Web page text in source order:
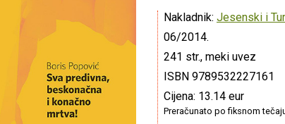
Nakladnik: Jesenski i
06/2014.
241 str., meki uvez
ISBN 9789532227161
Cijena: 13.14 eur
Preračunato po fiksnom